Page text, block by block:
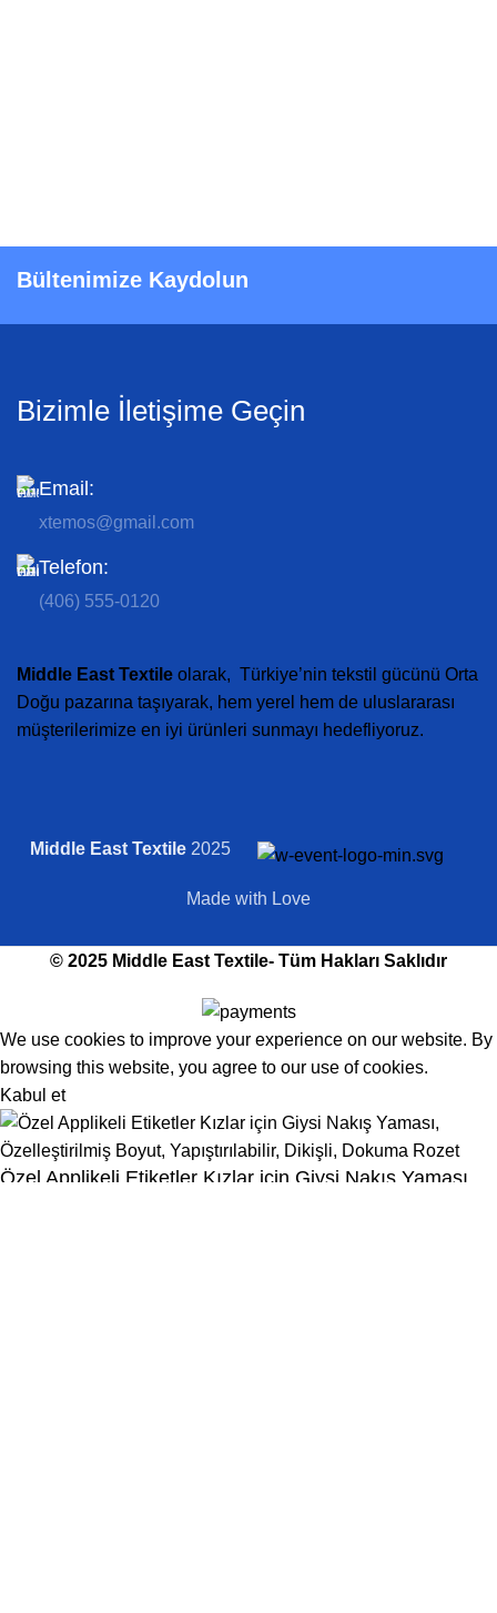
Bültenimize Kaydolun
Bizimle İletişime Geçin
Email:
xtemos@gmail.com
Telefon:
(406) 555-0120
Middle East Textile olarak, Türkiye’nin tekstil gücünü Orta
Doğu pazarına taşıyarak, hem yerel hem de uluslararası
müşterilerimize en iyi ürünleri sunmayı hedefliyoruz.
Middle East Textile 2025
Made with Love
© 2025 Middle East Textile- Tüm Hakları Saklıdır
We use cookies to improve your experience on our website. By
browsing this website, you agree to our use of cookies.
Kabul et
Özel Applikeli Etiketler Kızlar için Giysi Nakış Yaması,